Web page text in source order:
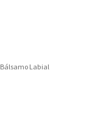
Bálsamo Labial